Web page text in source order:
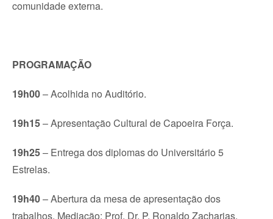
comunidade externa.
PROGRAMAÇÃO
19h00– Acolhida no Auditório.
19h15– Apresentação Cultural de Capoeira Força.
19h25– Entrega dos diplomas do Universitário 5
Estrelas.
19h40– Abertura da mesa de apresentação dos
trabalhos. Mediação: Prof. Dr. P. Ronaldo Zacharias,